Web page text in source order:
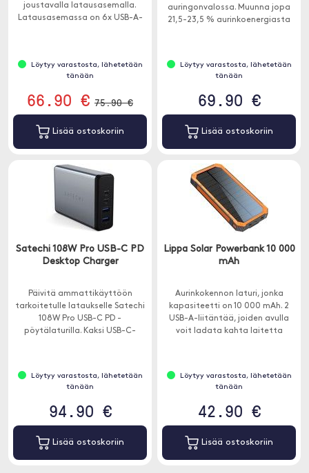
joustavalla latausasemalla.
Latausasemassa on 6x USB-A-
Löytyy varastosta, lähetetään
tänään
66.90 € 75.90 €
Lisää ostoskoriin
auringonvalossa. Muunna jopa
21,5-23,5 % aurinkoenergiasta
Löytyy varastosta, lähetetään
tänään
69.90 €
Lisää ostoskoriin
Satechi 108W Pro USB-C PD
Desktop Charger
Päivitä ammattikäyttöön
tarkoitetulle lataukselle Satechi
108W Pro USB-C PD -
pöytälaturilla. Kaksi USB-C-
nopeudella - ilman virranjakoa.
Löytyy varastosta, lähetetään
tänään
94.90 €
Lisää ostoskoriin
Lippa Solar Powerbank 10 000
mAh
Aurinkokennon laturi, jonka
kapasiteetti on 10 000 mAh. 2
USB-A-liitäntää, joiden avulla
voit ladata kahta laitetta
Löytyy varastosta, lähetetään
tänään
42.90 €
Lisää ostoskoriin